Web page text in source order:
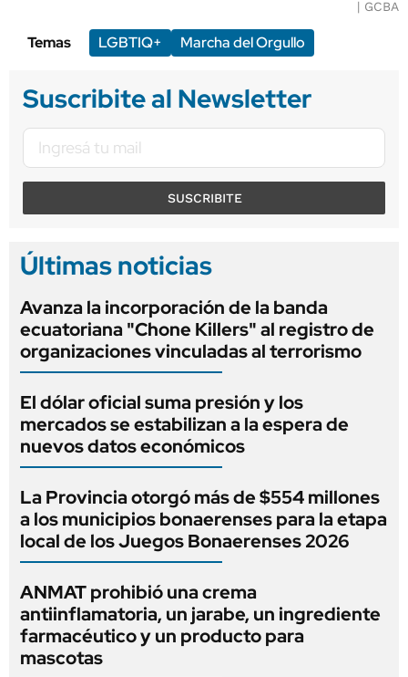
GCBA
Temas LGBTIQ+ Marcha del Orgullo
Suscribite al Newsletter
SUSCRIBITE
Últimas noticias
Avanza la incorporación de la banda
ecuatoriana "Chone Killers" al registro de
organizaciones vinculadas al terrorismo
El dólar oficial suma presión y los
mercados se estabilizan a la espera de
nuevos datos económicos
La Provincia otorgó más de $554 millones
a los municipios bonaerenses para la etapa
local de los Juegos Bonaerenses 2026
ANMAT prohibió una crema
antiinflamatoria, un jarabe, un ingrediente
farmacéutico y un producto para
mascotas